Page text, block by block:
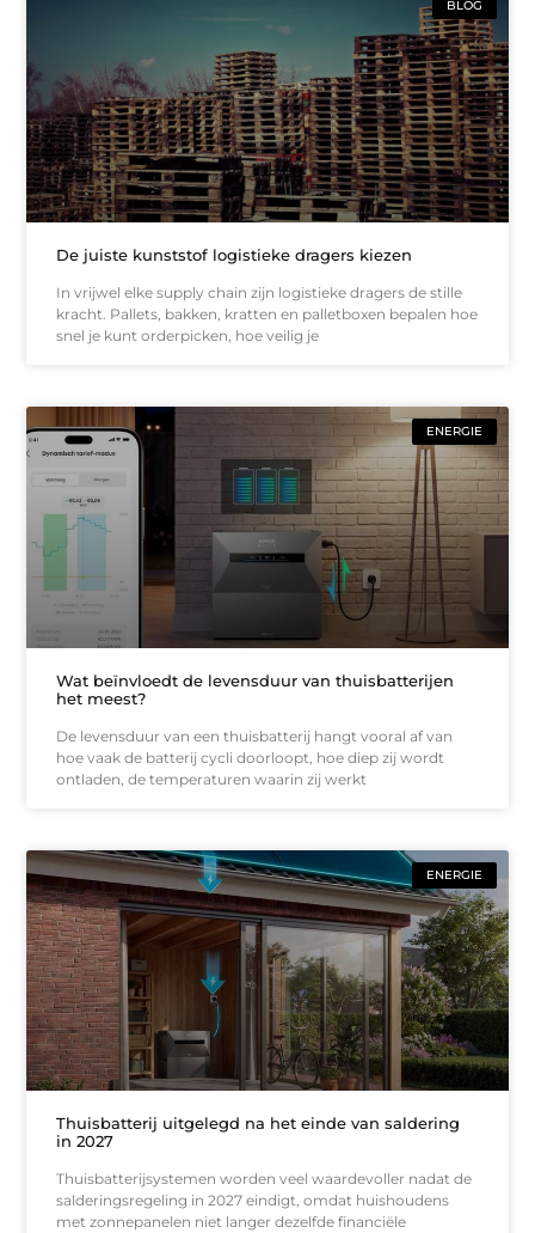
BLOG
De juiste kunststof logistieke dragers kiezen
In vrijwel elke supply chain zijn logistieke dragers de stille
kracht. Pallets, bakken, kratten en palletboxen bepalen hoe
snel je kunt orderpicken, hoe veilig je
ENERGIE
Wat beïnvloedt de levensduur van thuisbatterijen
het meest?
De levensduur van een thuisbatterij hangt vooral af van
hoe vaak de batterij cycli doorloopt, hoe diep zij wordt
ontladen, de temperaturen waarin zij werkt
ENERGIE
Thuisbatterij uitgelegd na het einde van saldering
in 2027
Thuisbatterijsystemen worden veel waardevoller nadat de
salderingsregeling in 2027 eindigt, omdat huishoudens
met zonnepanelen niet langer dezelfde financiële